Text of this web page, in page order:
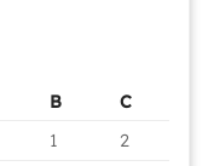
B
C
1
2